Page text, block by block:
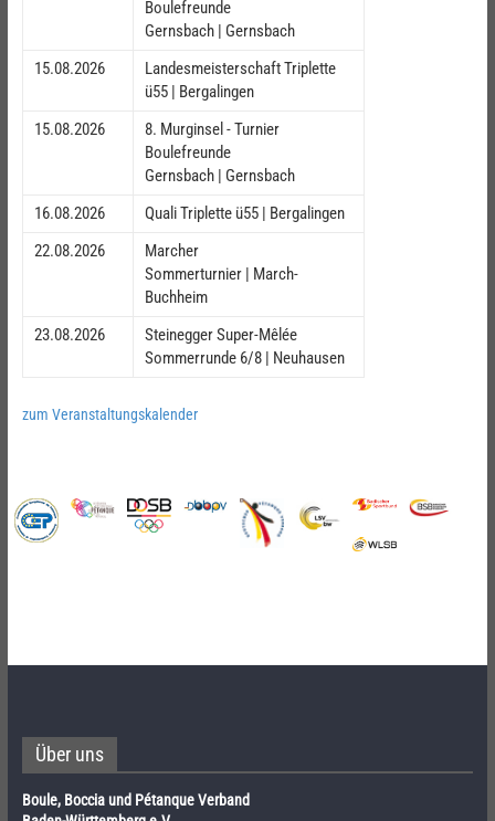
Boulefreunde
Gernsbach | Gernsbach
15.08.2026
Landesmeisterschaft Triplette
ü55 | Bergalingen
15.08.2026
8. Murginsel - Turnier
Boulefreunde
Gernsbach | Gernsbach
16.08.2026
Quali Triplette ü55 | Bergalingen
22.08.2026
Marcher
Sommerturnier | March-
Buchheim
23.08.2026
Steinegger Super-Mêlée
Sommerrunde 6/8 | Neuhausen
zum Veranstaltungskalender
Über uns
Boule, Boccia und Pétanque Verband